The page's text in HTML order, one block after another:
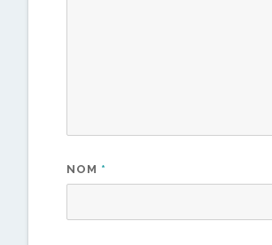
NOM *